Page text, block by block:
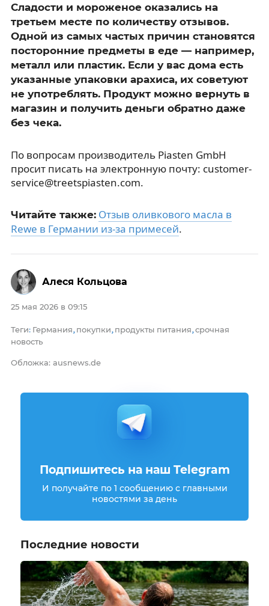
Сладости и мороженое оказались на
третьем месте по количеству отзывов.
Одной из самых частых причин становятся
посторонние предметы в еде — например,
металл или пластик. Если у вас дома есть
указанные упаковки арахиса, их советуют
не употреблять. Продукт можно вернуть в
магазин и получить деньги обратно даже
без чека.
По вопросам производитель Piasten GmbH
просит писать на электронную почту: customer-
service@treetspiasten.com.
Читайте также: Отзыв оливкового масла в
Rewe в Германии из-за примесей.
25 мая 2026 в 09:15
Теги: Германия, покупки, продукты питания,срочная
новость
Обложка: ausnews.de
Алеся Кольцова
Подпишитесь на наш Telegram
И получайте по 1 сообщению с главными
новостями за день
Последние новости